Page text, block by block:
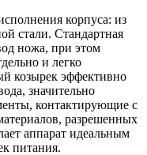
корпуса: из
стали. Стандартная
ножа, при этом
и легко
козырек эффективно
значительно
контактирующие с
разрешенных
аппарат идеальным
питания.